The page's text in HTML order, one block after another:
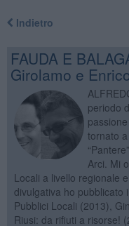
Indietro
FAUDA E
Girolamo e
periodo
tornato
Arci. Mi
Locali a livello regionale
divulgativa ho pubblicato
Pubblici Locali (2013),
Riusi: da rifiuti a risorse!